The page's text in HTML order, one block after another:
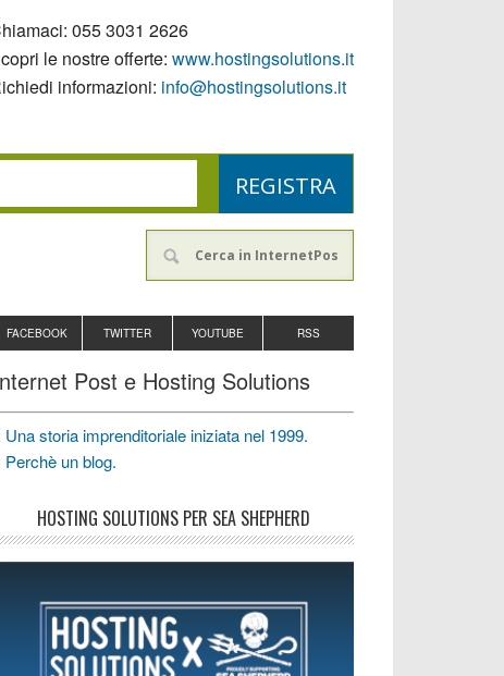
055 3031 2626
le nostre offerte: www.hostingsolutions.it
informazioni: info@hostingsolutions.it
FACEBOOK TWITTER YOUTUBE RSS
Post e Hosting Solutions
Una storia imprenditoriale iniziata nel 1999.
Perchè un blog.
HOSTING SOLUTIONS PER SEA SHEPHERD